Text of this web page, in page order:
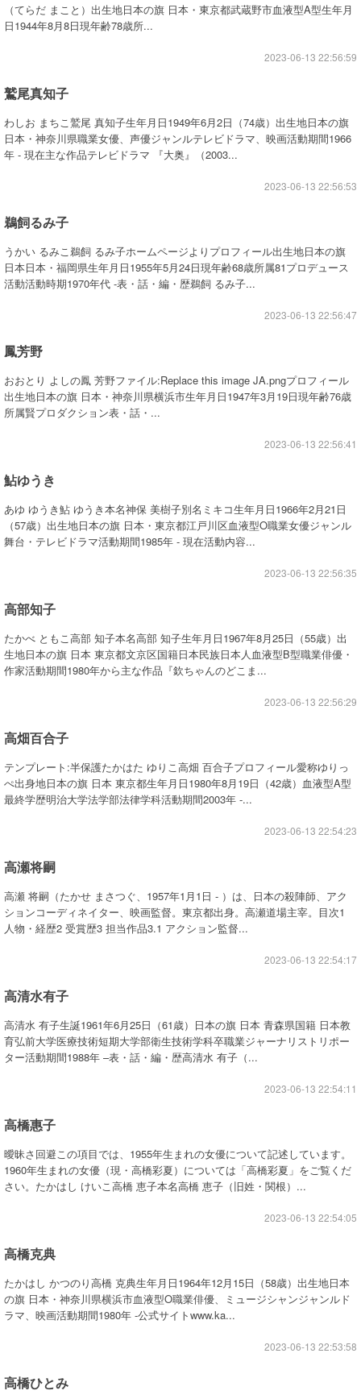
（てらだ まこと）出生地日本の旗 日本・東京都武蔵野市血液型A型生年月
日1944年8月8日現年齢78歳所...
2023-06-13 22:56:59
鷲尾真知子
わしお まちこ鷲尾 真知子生年月日1949年6月2日（74歳）出生地日本の旗
日本・神奈川県職業女優、声優ジャンルテレビドラマ、映画活動期間1966
年 - 現在主な作品テレビドラマ 『大奥』（2003...
2023-06-13 22:56:53
鵜飼るみ子
うかい るみこ鵜飼 るみ子ホームページよりプロフィール出生地日本の旗
日本日本・福岡県生年月日1955年5月24日現年齢68歳所属81プロデュース
活動活動時期1970年代 -表・話・編・歴鵜飼 るみ子...
2023-06-13 22:56:47
鳳芳野
おおとり よしの鳳 芳野ファイル:Replace this image JA.pngプロフィール
出生地日本の旗 日本・神奈川県横浜市生年月日1947年3月19日現年齢76歳
所属賢プロダクション表・話・...
2023-06-13 22:56:41
鮎ゆうき
あゆ ゆうき鮎 ゆうき本名神保 美樹子別名ミキコ生年月日1966年2月21日
（57歳）出生地日本の旗 日本・東京都江戸川区血液型O職業女優ジャンル
舞台・テレビドラマ活動期間1985年 - 現在活動内容...
2023-06-13 22:56:35
高部知子
たかべ ともこ高部 知子本名高部 知子生年月日1967年8月25日（55歳）出
生地日本の旗 日本 東京都文京区国籍日本民族日本人血液型B型職業俳優・
作家活動期間1980年から主な作品『欽ちゃんのどこま...
2023-06-13 22:56:29
高畑百合子
テンプレート:半保護たかはた ゆりこ高畑 百合子プロフィール愛称ゆりっ
ぺ出身地日本の旗 日本 東京都生年月日1980年8月19日（42歳）血液型A型
最終学歴明治大学法学部法律学科活動期間2003年 -...
2023-06-13 22:54:23
高瀬将嗣
高瀬 将嗣（たかせ まさつぐ、1957年1月1日 - ）は、日本の殺陣師、アク
ションコーディネイター、映画監督。東京都出身。高瀬道場主宰。目次1
人物・経歴2 受賞歴3 担当作品3.1 アクション監督...
2023-06-13 22:54:17
高清水有子
高清水 有子生誕1961年6月25日（61歳）日本の旗 日本 青森県国籍 日本教
育弘前大学医療技術短期大学部衛生技術学科卒職業ジャーナリストリポー
ター活動期間1988年 –表・話・編・歴高清水 有子（...
2023-06-13 22:54:11
高橋惠子
曖昧さ回避この項目では、1955年生まれの女優について記述しています。
1960年生まれの女優（現・高橋彩夏）については「高橋彩夏」をご覧くだ
さい。たかはし けいこ高橋 恵子本名高橋 恵子（旧姓・関根）...
2023-06-13 22:54:05
高橋克典
たかはし かつのり高橋 克典生年月日1964年12月15日（58歳）出生地日本
の旗 日本・神奈川県横浜市血液型O職業俳優、ミュージシャンジャンルド
ラマ、映画活動期間1980年 -公式サイトwww.ka...
2023-06-13 22:53:58
高橋ひとみ